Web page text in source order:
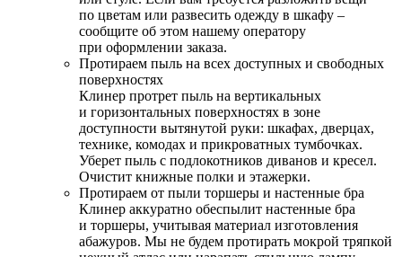
по цветам или развесить одежду в шкафу –
сообщите об этом нашему оператору
при оформлении заказа.
Протираем пыль на всех доступных и свободных
поверхностях
Клинер протрет пыль на вертикальных
и горизонтальных поверхностях в зоне
доступности вытянутой руки: шкафах, дверцах,
технике, комодах и прикроватных тумбочках.
Уберет пыль с подлокотников диванов и кресел.
Очистит книжные полки и этажерки.
Протираем от пыли торшеры и настенные бра
Клинер аккуратно обеспылит настенные бра
и торшеры, учитывая материал изготовления
абажуров. Мы не будем протирать мокрой тряпкой